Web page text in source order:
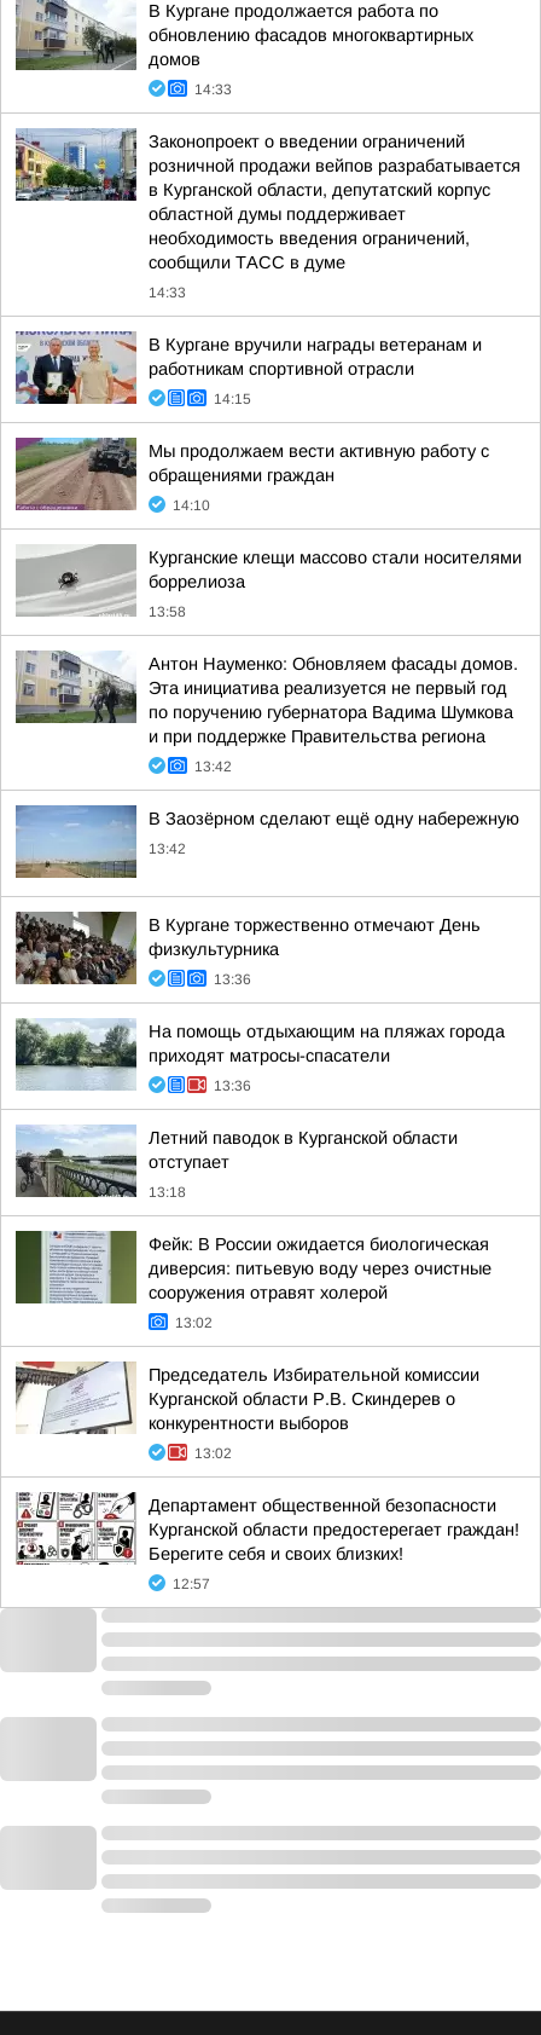
В Кургане продолжается работа по
обновлению фасадов многоквартирных
домов
14:33
Законопроект о введении ограничений
розничной продажи вейпов разрабатывается
в Курганской области, депутатский корпус
областной думы поддерживает
необходимость введения ограничений,
сообщили ТАСС в думе
14:33
В Кургане вручили награды ветеранам и
работникам спортивной отрасли
14:15
Мы продолжаем вести активную работу с
обращениями граждан
14:10
Курганские клещи массово стали носителями
боррелиоза
13:58
Антон Науменко: Обновляем фасады домов.
Эта инициатива реализуется не первый год
по поручению губернатора Вадима Шумкова
и при поддержке Правительства региона
13:42
В Заозёрном сделают ещё одну набережную
13:42
В Кургане торжественно отмечают День
физкультурника
13:36
На помощь отдыхающим на пляжах города
приходят матросы-спасатели
13:36
Летний паводок в Курганской области
отступает
13:18
Фейк: В России ожидается биологическая
диверсия: питьевую воду через очистные
сооружения отравят холерой
13:02
Председатель Избирательной комиссии
Курганской области Р.В. Скиндерев о
конкурентности выборов
13:02
Департамент общественной безопасности
Курганской области предостерегает граждан!
Берегите себя и своих близких!
12:57